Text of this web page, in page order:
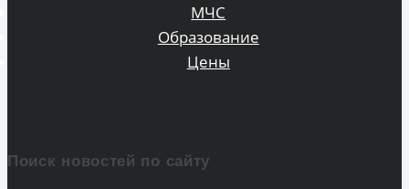
МЧС
Образование
Цены
Поиск новостей по сайту